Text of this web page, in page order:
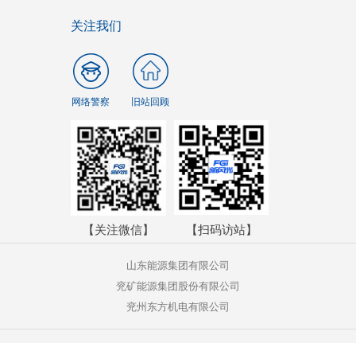
关注我们
网络警察 旧站回顾
【关注微信】 【扫码访站】
山东能源集团有限公司
兖矿能源集团股份有限公司
兖州东方机电有限公司